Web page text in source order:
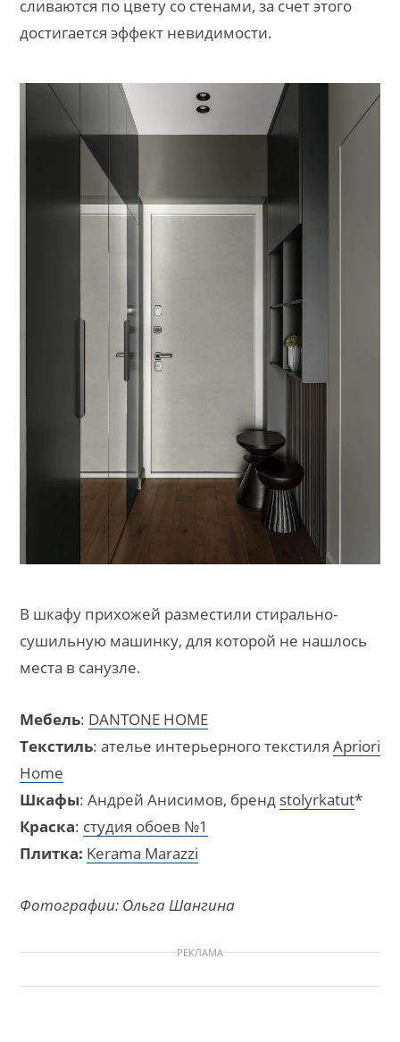
сливаются по цвету со стенами, за счет этого
достигается эффект невидимости.
В шкафу прихожей разместили стирально-
сушильную машинку, для которой не нашлось
места в санузле.
Мебель: DANTONE HOME
Текстиль: ателье интерьерного текстиля Apriori
Home
Шкафы: Андрей Анисимов, бренд stolyrkatut*
Краска: студия обоев №1
Плитка: Kerama Marazzi
Фотографии: Ольга Шангина
РЕКЛАМА